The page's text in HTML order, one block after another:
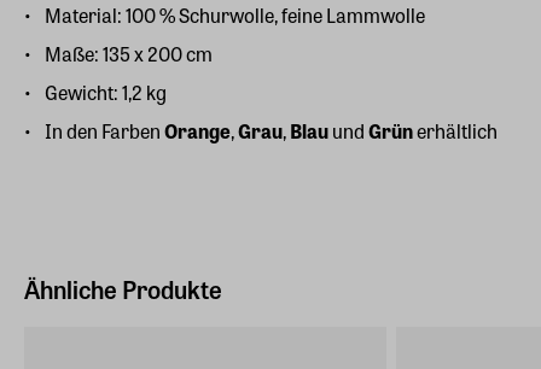
Material: 100 % Schurwolle, feine Lammwolle
Maße: 135 x 200 cm
Gewicht: 1,2 kg
In den FarbenOrange,Grau,BlauundGrünerhältlich
Ähnliche Produkte